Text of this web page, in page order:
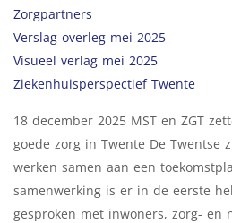
Zorgpartners
Verslag overleg mei 2025
Visueel verlag mei 2025
Ziekenhuisperspectief Twente
18 december 2025 MST en ZGT
goede zorg in Twente De Twentse
werken samen aan een
samenwerking is er in de eerste
gesproken met inwoners, zorg- en